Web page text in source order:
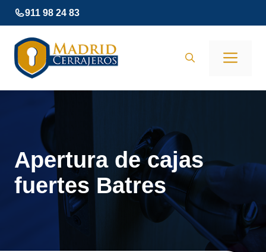
Saltar
al
contenido
911 98 24 83
Apertura de cajas
fuertes Batres